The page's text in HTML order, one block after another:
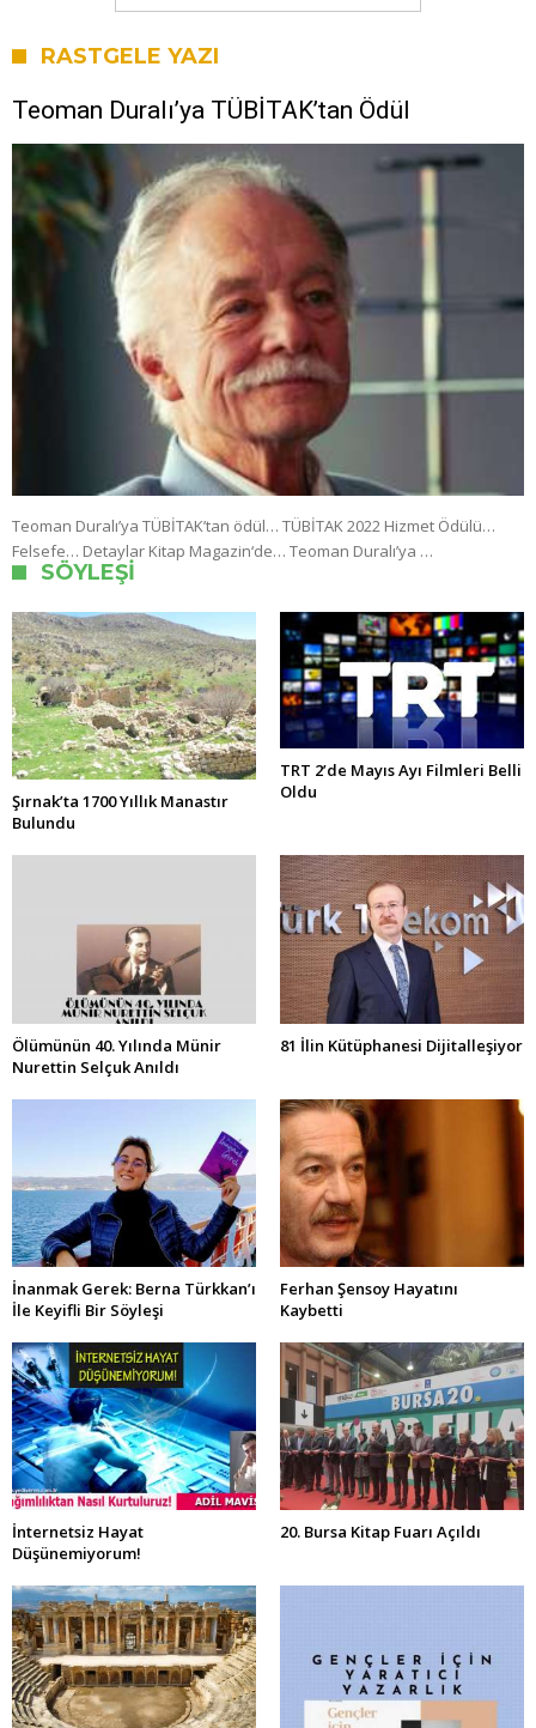
RASTGELE YAZI
Teoman Duralı’ya TÜBİTAK’tan Ödül
Teoman Duralı’ya TÜBİTAK’tan ödül… TÜBİTAK 2022 Hizmet Ödülü…
Felsefe… Detaylar Kitap Magazin‘de… Teoman Duralı’ya …
SÖYLEŞI
Şırnak’ta 1700 Yıllık Manastır
Bulundu
TRT 2’de Mayıs Ayı Filmleri Belli
Oldu
Ölümünün 40. Yılında Münir
Nurettin Selçuk Anıldı
81 İlin Kütüphanesi Dijitalleşiyor
İnanmak Gerek: Berna Türkkan’ı
İle Keyifli Bir Söyleşi
Ferhan Şensoy Hayatını
Kaybetti
İnternetsiz Hayat
Düşünemiyorum!
20. Bursa Kitap Fuarı Açıldı